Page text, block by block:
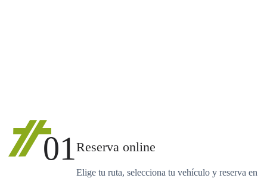
01Reserva online
Elige tu ruta, selecciona tu vehículo y reserva en